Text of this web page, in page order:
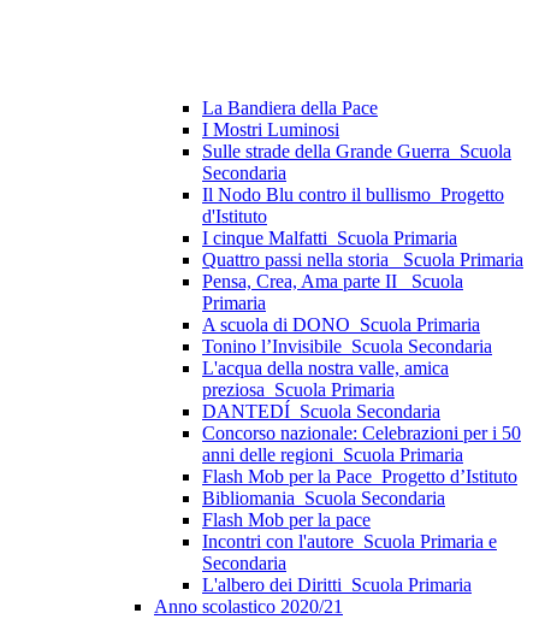
La Bandiera della Pace
I Mostri Luminosi
Sulle strade della Grande Guerra_Scuola
Secondaria
Il Nodo Blu contro il bullismo_Progetto
d'Istituto
I cinque Malfatti_Scuola Primaria
Quattro passi nella storia_ Scuola Primaria
Pensa, Crea, Ama parte II _Scuola
Primaria
A scuola di DONO_Scuola Primaria
Tonino l’Invisibile_Scuola Secondaria
L'acqua della nostra valle, amica
preziosa_Scuola Primaria
DANTEDÍ_Scuola Secondaria
Concorso nazionale: Celebrazioni per i 50
anni delle regioni_Scuola Primaria
Flash Mob per la Pace_Progetto d’Istituto
Bibliomania_Scuola Secondaria
Flash Mob per la pace
Incontri con l'autore_Scuola Primaria e
Secondaria
L'albero dei Diritti_Scuola Primaria
Anno scolastico 2020/21